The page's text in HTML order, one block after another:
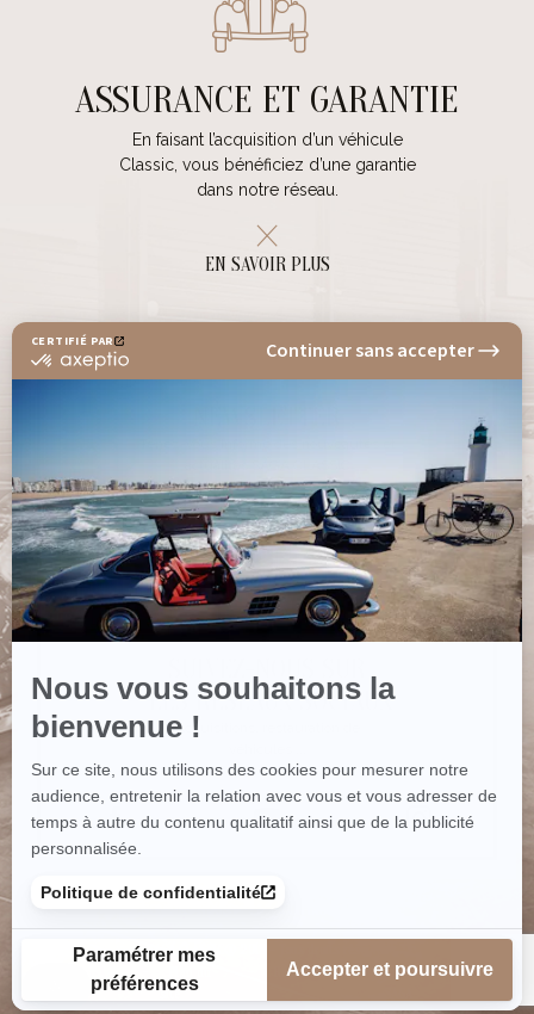
ASSURANCE ET GARANTIE
En faisant l’acquisition d’un véhicule
Classic, vous bénéficiez d’une garantie
dans notre réseau.
EN SAVOIR PLUS
NEWSLETTER
S'INSCRIRE
SUIVEZ-NOUS SUR
LES RÉSEAUX SOCIAUX
Acquisitions, restauration de
SAGA CLASSIC@ 2018 - Tous droits réservés
site
Recrutement -
Mercedes-Benz